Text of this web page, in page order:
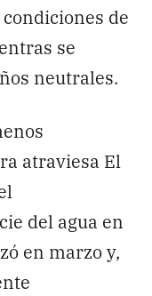
de
se
neutrales.
atraviesa El
del agua en
en marzo y,